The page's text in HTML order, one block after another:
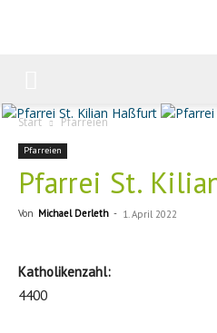
Start Pfarreien
Pfarreien
Pfarrei St.
Von Michael Derleth - 1. April 2022
Katholikenzahl:
4400